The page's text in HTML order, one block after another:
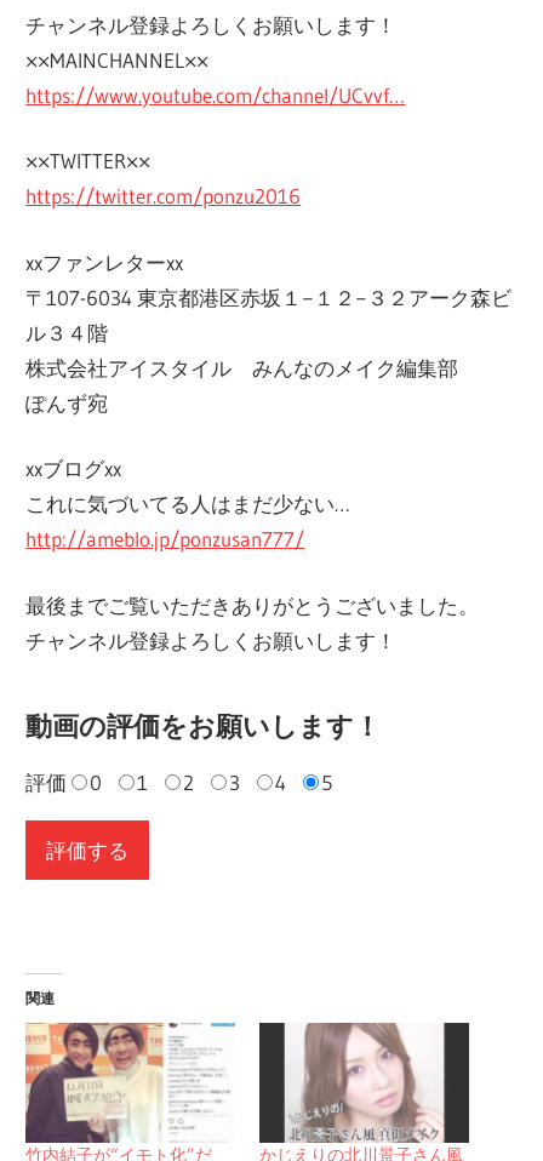
チャンネル登録よろしくお願いします！
××MAINCHANNEL××
https://www.youtube.com/channel/UCvvf…
××TWITTER××
https://twitter.com/ponzu2016
xxファンレターxx
〒107-6034 東京都港区赤坂１−１２−３２アーク森ビ
ル３４階
株式会社アイスタイル みんなのメイク編集部
ぽんず宛
xxブログxx
これに気づいてる人はまだ少ない…
http://ameblo.jp/ponzusan777/
最後までご覧いただきありがとうございました。
チャンネル登録よろしくお願いします！
動画の評価をお願いします！
評価 0 1 2 3 4 5
関連
竹内結子が“イモト化”だ かじえりの北川景子さん風